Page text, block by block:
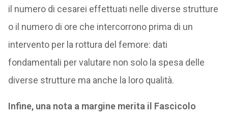
il numero di cesarei effettuati nelle diverse strutture
o il numero di ore che intercorrono prima di un
intervento per la rottura del femore: dati
fondamentali per valutare non solo la spesa delle
diverse strutture ma anche la loro qualità.
Infine, una nota a margine merita il Fascicolo